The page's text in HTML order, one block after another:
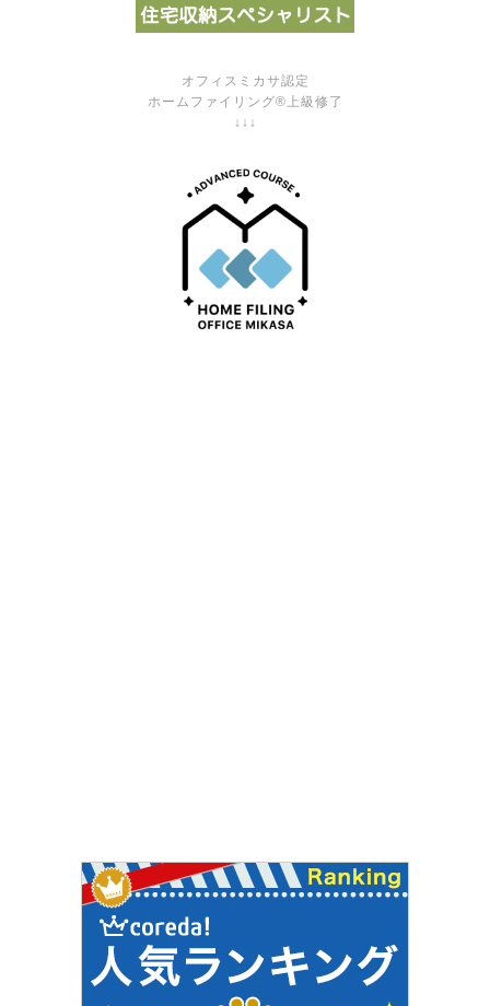
オフィスミカサ認定
ホームファイリング®上級修了
↓↓↓